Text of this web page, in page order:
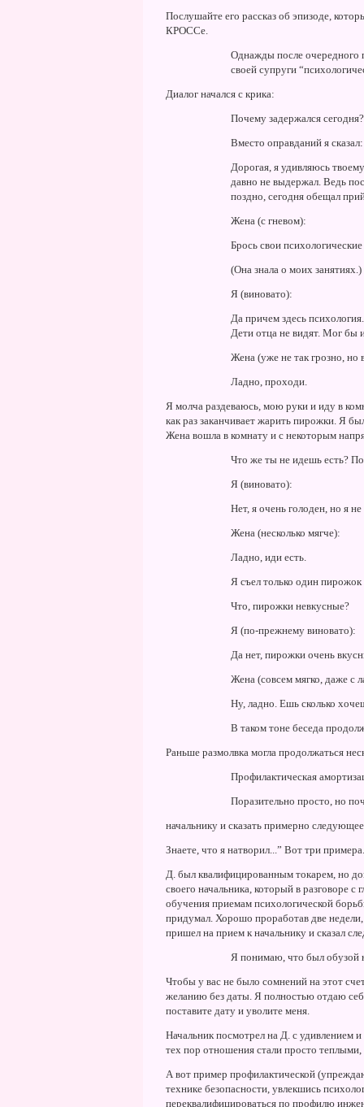
Послушайте его рассказ об эпизоде,
КРОССе.
Однажды после очередного
своей супруги
Диалог начался с крика:
Почему задержался сегодня?
Вместо оправданий я сказал:
Дорогая, я удивляюсь
давно не выдержал. Ведь
поздно, сегодня обещал
Жена (с гневом):
Брось свои
(Она знала о моих занятиях.)
Я (виновато):
Да причем здесь
Дети отца не видят. Мог бы
Жена (уже не так грозно, но
Ладно, проходи.
Я молча раздеваюсь, мою руки и иду в
как раз заканчивает жарить пирожки. Я
Жена вошла в комнату и с некоторым
Что же ты не идешь есть?
Я (виновато):
Hет, я очень голоден, но я
Жена (несколько мягче):
Ладно, иди есть.
Я съел только один
Что, пирожки невкусные?
Я (по-прежнему виновато):
Да нет, пирожки очень
Жена (совсем мягко, даже с
Hу, ладно. Ешь сколько
В таком тоне беседа
Раньше размолвка могла продолжаться
Профилактическая
Поразительно просто, но
начальнику и сказать примерно
Знаете, что я натворил...” Вот три примера.
Д. был квалифицированным токарем, но
своего начальника, который в разговоре с
обучения приемам психологической
придумал. Хорошо проработав две
пришел на прием к начальнику и сказал
Я понимаю, что был обузой
Чтобы у вас не было сомнений на этот
желанию без даты. Я полностью отдаю
поставите дату и уволите меня.
Hачальник посмотрел на Д. с удивлением
тех пор отношения стали просто
А вот пример профилактической
технике безопасности, увлекшись
переквалифицироваться по профилю